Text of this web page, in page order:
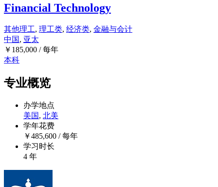
Financial Technology
其他理工, 理工类, 经济类, 金融与会计
中国, 亚太
￥ 185,000 / 每年
本科
专业概览
办学地点
美国, 北美
学年花费
￥485,600 / 每年
学习时长
4 年